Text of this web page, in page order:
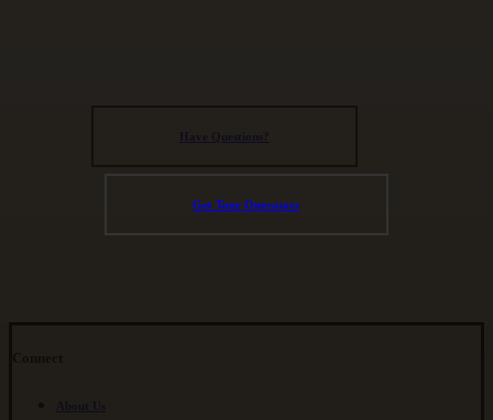
Get Tour Operators